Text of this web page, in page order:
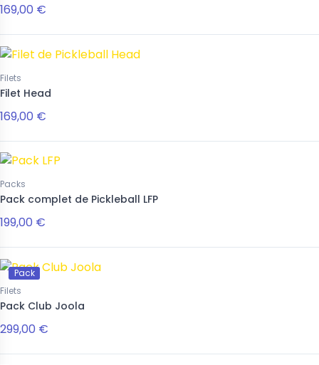
169,00 €
Filets
Filet Head
169,00 €
Packs
Pack complet de Pickleball LFP
199,00 €
Pack
Filets
Pack Club Joola
299,00 €